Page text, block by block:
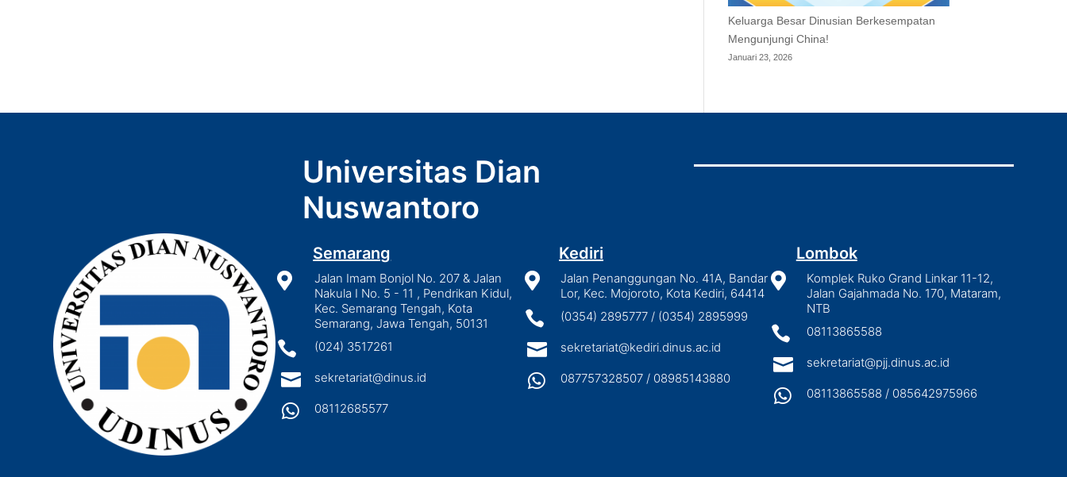
Keluarga Besar Dinusian Berkesempatan
Mengunjungi China!
Januari 23, 2026
Universitas Dian
Nuswantoro
Semarang

Jalan Imam Bonjol No. 207 & Jalan
Nakula I No. 5 - 11 , Pendrikan Kidul,
Kec. Semarang Tengah, Kota
Semarang, Jawa Tengah, 50131
 (024) 3517261
 sekretariat@dinus.id
 08112685577
Kediri

Jalan Penanggungan No. 41A, Bandar
Lor, Kec. Mojoroto, Kota Kediri, 64414
 (0354) 2895777 / (0354) 2895999
 sekretariat@kediri.dinus.ac.id
 087757328507 / 08985143880
Lombok

Komplek Ruko Grand Linkar 11-12,
Jalan Gajahmada No. 170, Mataram,
NTB
 08113865588
 sekretariat@pjj.dinus.ac.id
 08113865588 / 085642975966